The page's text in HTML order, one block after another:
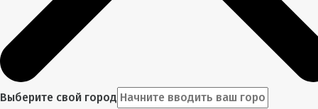
Выберите свой город